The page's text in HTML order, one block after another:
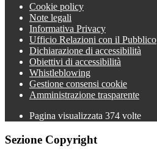
Cookie policy
Note legali
Informativa Privacy
Ufficio Relazioni con il Pubblico
Dichiarazione di accessibilità
Obiettivi di accessibilità
Whistleblowing
Gestione consensi cookie
Amministrazione trasparente
Pagina visualizzata 374 volte
Sezione Copyright